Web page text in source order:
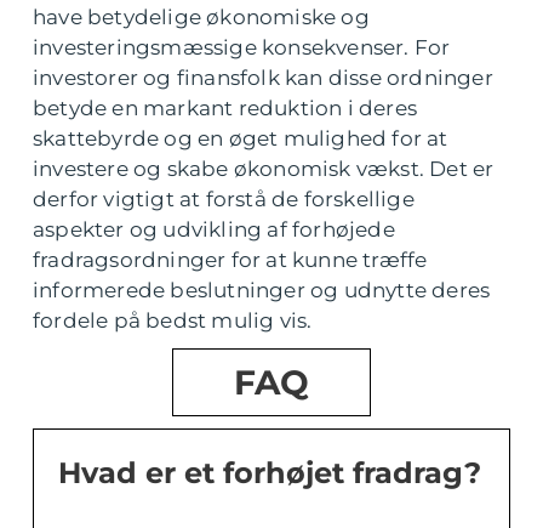
have betydelige økonomiske og
investeringsmæssige konsekvenser. For
investorer og finansfolk kan disse ordninger
betyde en markant reduktion i deres
skattebyrde og en øget mulighed for at
investere og skabe økonomisk vækst. Det er
derfor vigtigt at forstå de forskellige
aspekter og udvikling af forhøjede
fradragsordninger for at kunne træffe
informerede beslutninger og udnytte deres
fordele på bedst mulig vis.
FAQ
Hvad er et forhøjet fradrag?